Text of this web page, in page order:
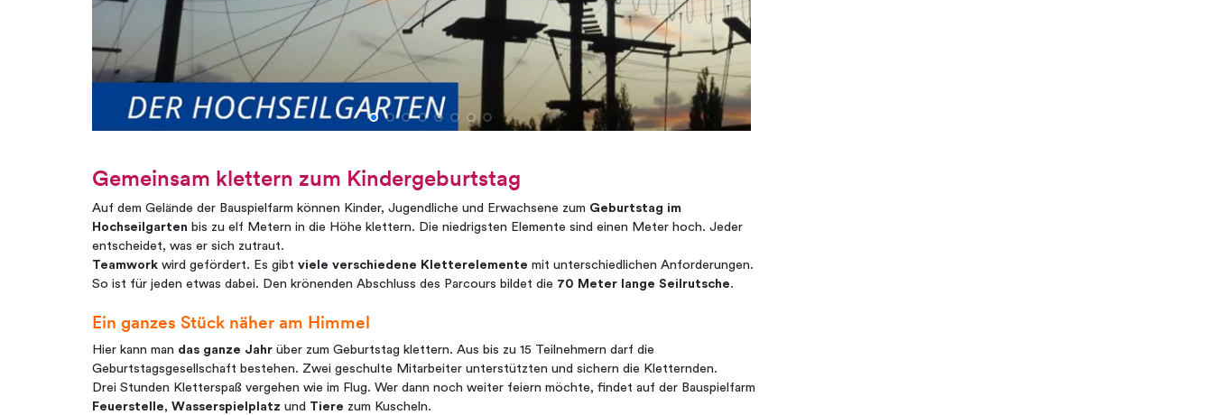
Gemeinsam klettern zum Kindergeburtstag
Auf dem Gelände der Bauspielfarm können Kinder, Jugendliche und Erwachsene zum Geburtstag im
Hochseilgarten bis zu elf Metern in die Höhe klettern. Die niedrigsten Elemente sind einen Meter hoch. Jeder
entscheidet, was er sich zutraut.
Teamwork wird gefördert. Es gibt viele verschiedene Kletterelemente mit unterschiedlichen Anforderungen.
So ist für jeden etwas dabei. Den krönenden Abschluss des Parcours bildet die 70 Meter lange Seilrutsche.
Ein ganzes Stück näher am Himmel
Hier kann man das ganze Jahr über zum Geburtstag klettern. Aus bis zu 15 Teilnehmern darf die
Geburtstagsgesellschaft bestehen. Zwei geschulte Mitarbeiter unterstützten und sichern die Kletternden.
Drei Stunden Kletterspaß vergehen wie im Flug. Wer dann noch weiter feiern möchte, findet auf der Bauspielfarm
Feuerstelle, Wasserspielplatz und Tiere zum Kuscheln.